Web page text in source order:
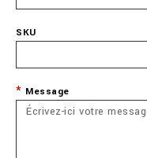
SKU
Message